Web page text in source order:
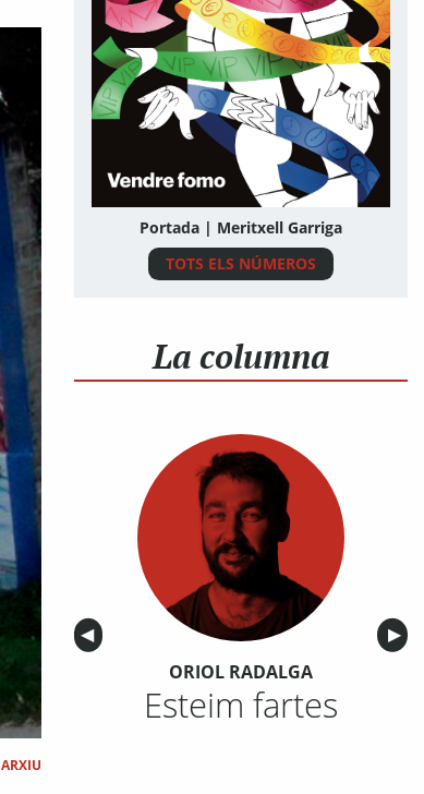
ARXIU
Portada | Meritxell Garriga
TOTS ELS NÚMEROS
La columna
Anterior
◀︎ ▶︎
ORIOL RADALGA
Esteim fartes